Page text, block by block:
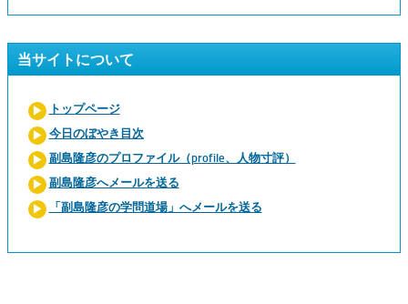
当サイトについて
トップページ
今日のぼやき目次
副島隆彦のプロファイル（profile、人物寸評）
副島隆彦へメールを送る
「副島隆彦の学問道場」へメールを送る